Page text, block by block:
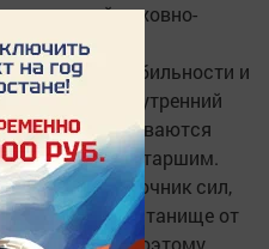
духовно-
фактором стабильности и
внутренний
воспитываются
уважение к старшим.
источник сил,
надежное пристанище от